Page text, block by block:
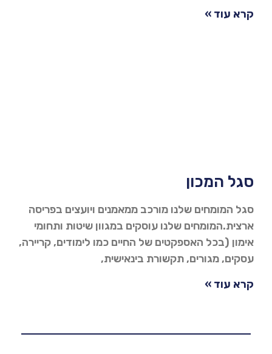
קרא עוד »
סגל המכון
סגל המומחים שלנו מורכב ממאמנים ויועצים בפריסה
ארצית.המומחים שלנו עוסקים במגוון שיטות ותחומי
אימון (בכל האספקטים של החיים כמו לימודים, קריירה,
עסקים, מגורים, תקשורת בינאישית,
קרא עוד »